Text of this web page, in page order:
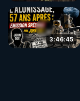
_________
LES CODES 3:46:45